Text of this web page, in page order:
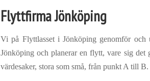
Flyttfirma Jönköping
Vi på Flyttlasset i Jönköping genomför och
Jönköping och planerar en flytt, vare sig
värdesaker, stora som små, från punkt A till B.